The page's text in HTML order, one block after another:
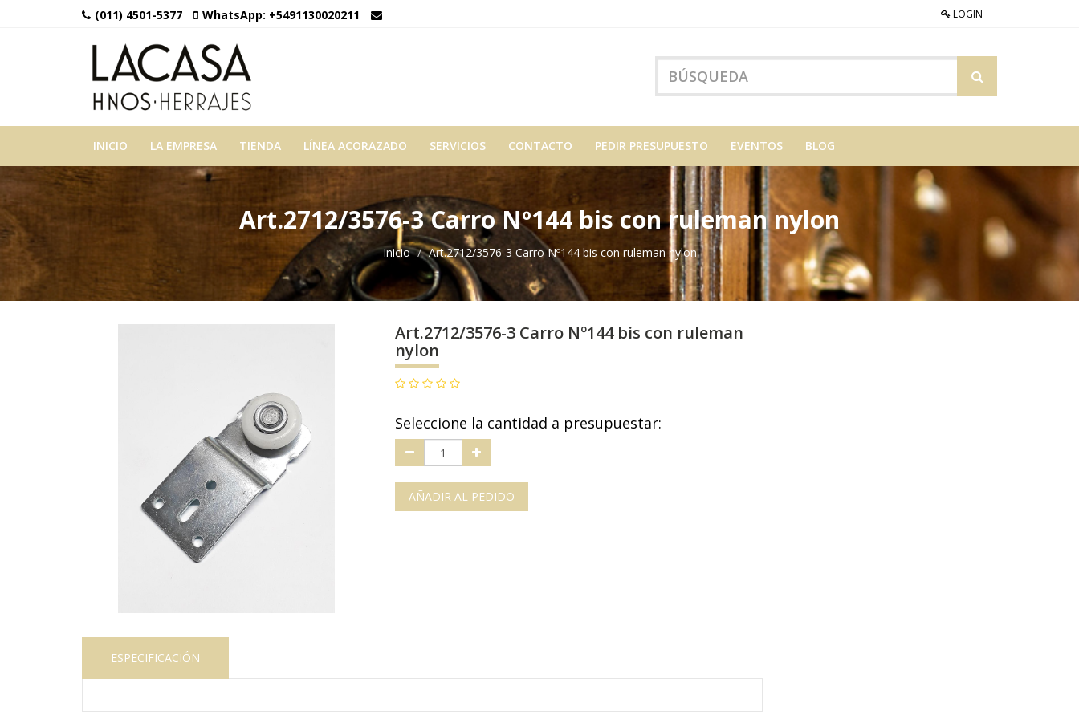
(011) 4501-5377 WhatsApp: +5491130020211 LOGIN
INICIO LA EMPRESA TIENDA LÍNEA ACORAZADO SERVICIOS CONTACTO PEDIR PRESUPUESTO EVENTOS BLOG
Art.2712/3576-3 Carro Nº144 bis con ruleman nylon
Inicio Art.2712/3576-3 Carro Nº144 bis con ruleman nylon
Art.2712/3576-3 Carro Nº144 bis con ruleman
nylon
Seleccione la cantidad a presupuestar:
AÑADIR AL PEDIDO
ESPECIFICACIÓN